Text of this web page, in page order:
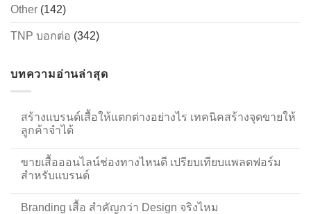
Other (142)
TNP บอกต่อ (342)
บทความอ่านล่าสุด
สร้างแบรนด์เสื้อให้แตกต่างอย่างไร เทคนิคสร้างจุดขายให้
ลูกค้าจำได้
ขายเสื้อออนไลน์ช่องทางไหนดี เปรียบเทียบแพลตฟอร์ม
สำหรับแบรนด์
Branding เสื้อ สำคัญกว่า Design จริงไหม